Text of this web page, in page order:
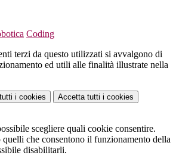
Coding
terzi da questo utilizzati si avvalgono di
ed utili alle finalità illustrate nella
i cookies Accetta tutti i cookies
scegliere quali cookie consentire.
quelli che consentono il funzionamento della
disabilitarli.